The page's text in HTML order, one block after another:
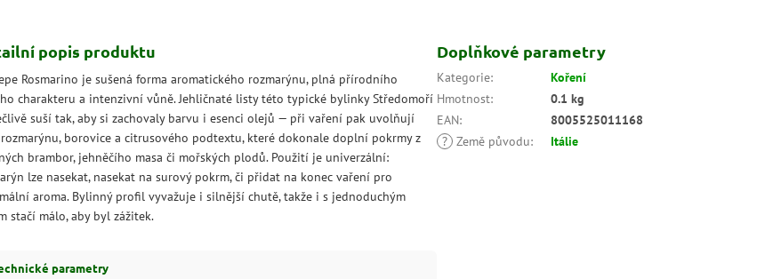
popis produktu
Rosmarino je sušená forma aromatického rozmarýnu, plná přírodního
charakteru a intenzivní vůně. Jehličnaté listy této typické bylinky Středomoří
suší tak, aby si zachovaly barvu i esenci olejů — při vaření pak uvolňují
borovice a citrusového podtextu, které dokonale doplní pokrmy z
brambor, jehněčího masa či mořských plodů. Použití je univerzální:
lze nasekat, nasekat na surový pokrm, či přidat na konec vaření pro
aroma. Bylinný profil vyvažuje i silnější chutě, takže i s jednoduchým
stačí málo, aby byl zážitek.
parametry
Doplňkové parametry
Kategorie:
Koření
Hmotnost:
0.1 kg
EAN:
8005525011168
? Země původu: Itálie